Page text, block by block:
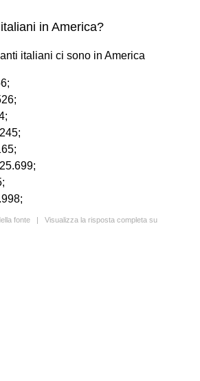
in America?
italiani ci sono in America
fonte | Visualizza la risposta completa su